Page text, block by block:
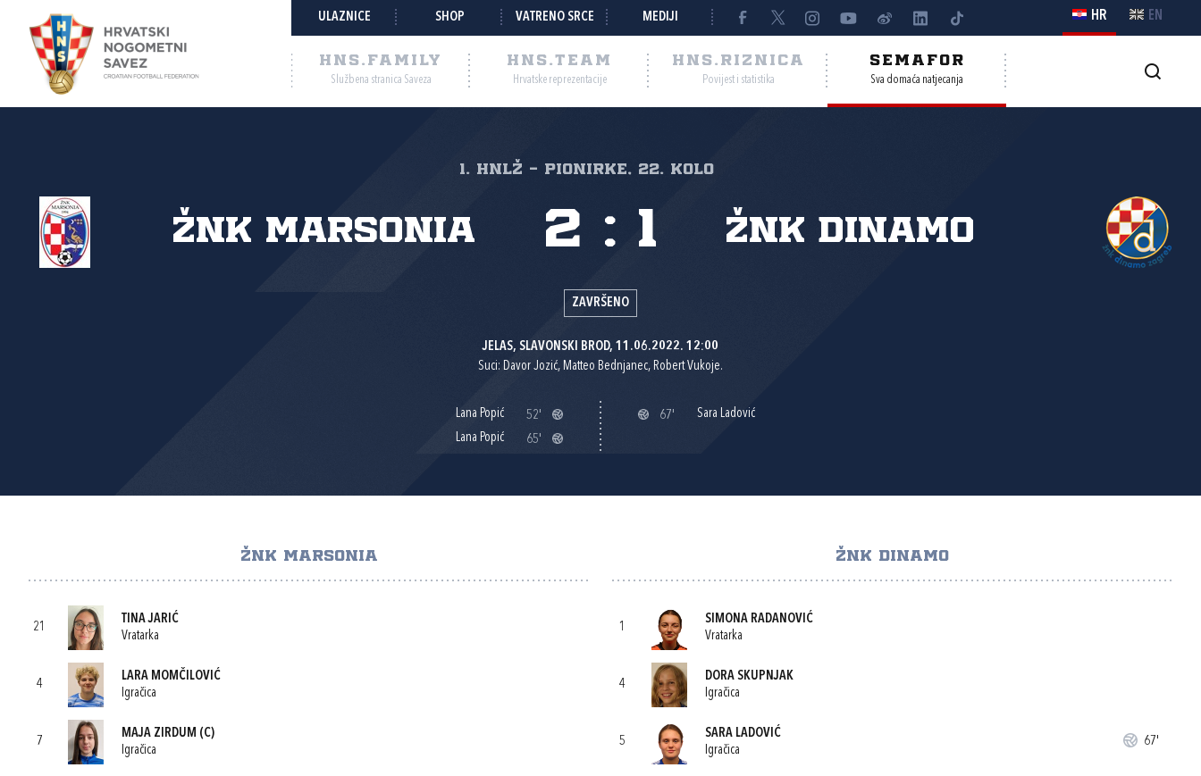
ULAZNICE SHOP VATRENO SRCE MEDIJI HR EN
HNS.FAMILY
Službena stranica Saveza
HNS.TEAM
Hrvatske reprezentacije
HNS.RIZNICA
Povijest i statistika
SEMAFOR
Sva domaća natjecanja
1. HNLŽ - Pionirke, 22. kolo
ŽNK Marsonia ŽNK Dinamo
2 : 1
ZAVRŠENO
JELAS, SLAVONSKI BROD, 11.06.2022. 12:00
Suci: Davor Jozić, Matteo Bednjanec, Robert Vukoje.
Lana Popić
52'
Lana Popić
65'
67' Sara Ladović
ŽNK MARSONIA
21
TINA JARIĆ
Vratarka
4
LARA MOMČILOVIĆ
Igračica
7
MAJA ZIRDUM (C)
Igračica
ŽNK DINAMO
1
SIMONA RADANOVIĆ
Vratarka
4
DORA SKUPNJAK
Igračica
5
SARA LADOVIĆ
Igračica
67'